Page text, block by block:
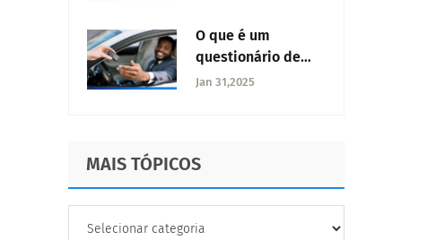
O que é um
questionário de
atitude?
Jan 31,2025
MAIS TÓPICOS
TÓPICOS